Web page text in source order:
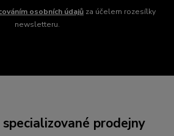
osobních údajůza účelem rozesílky
newsletteru.
prodejny